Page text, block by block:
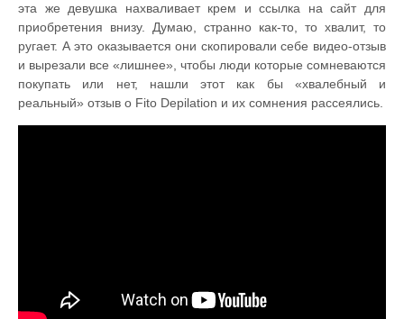
эта же девушка нахваливает крем и ссылка на сайт для
приобретения внизу. Думаю, странно как-то, то хвалит, то
ругает. А это оказывается они скопировали себе видео-отзыв
и вырезали все «лишнее», чтобы люди которые сомневаются
покупать или нет, нашли этот как бы «хвалебный и
реальный» отзыв о Fito Depilation и их сомнения рассеялись.